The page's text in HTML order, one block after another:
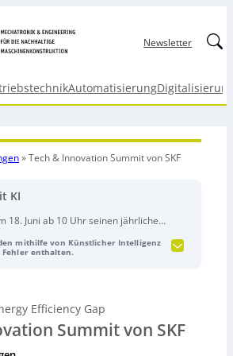
Newsletter
Automatisierung
»Tech & Innovation Summit von SKF
KI
18. Juni ab 10 Uhr seinen jährlichen
Efficiency Gap“. Im Fokus
u. a. Magnetlagerlösungen für die
Hybrid-Keramiklager für
mithilfe von Künstlicher Intelligenz
enthalten.
Efficiency Gap
Summit von SKF